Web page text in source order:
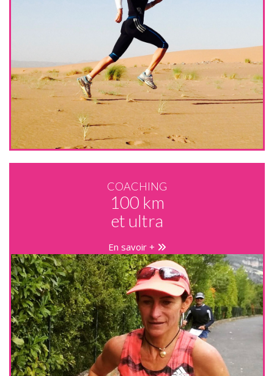
COACHING
100 km
et ultra
En savoir +